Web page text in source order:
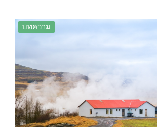
บทความ